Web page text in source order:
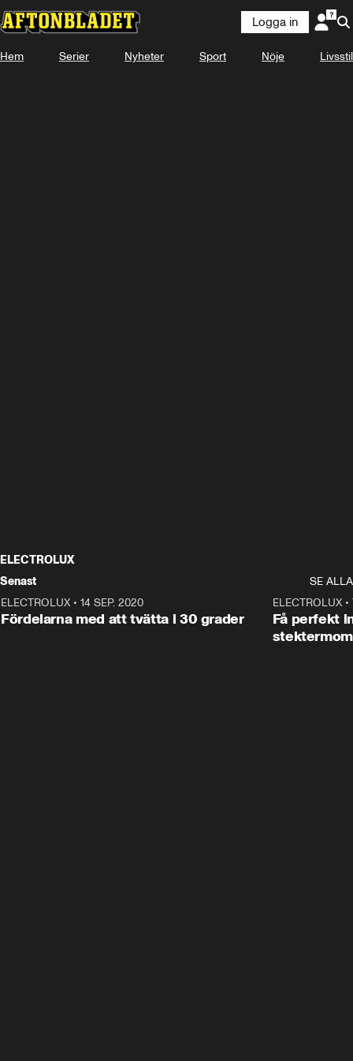
Logga in
Hem Serier Nyheter Sport Nöje Livsstil
ELECTROLUX
Senast
SE ALLA
ELECTROLUX• 14 SEP. 2020
Fördelarna med att tvätta i 30 grader
ELECTROLUX•
Få perfekt